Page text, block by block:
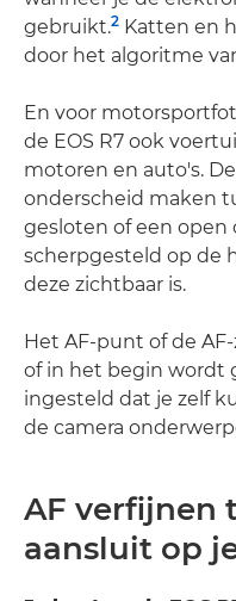
gebruikt.2 Katten en
door het algoritme
En voor
de EOS R7 ook
motoren en auto's.
onderscheid maken
gesloten of een open
scherpgesteld op de
deze zichtbaar is.
Het AF-punt of de
of in het begin wordt
ingesteld dat je zelf
de camera
AF verfijnen
aansluit op